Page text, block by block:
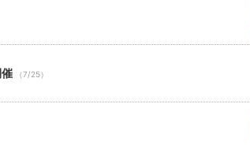
（7/25）